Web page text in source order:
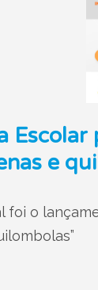
e
o